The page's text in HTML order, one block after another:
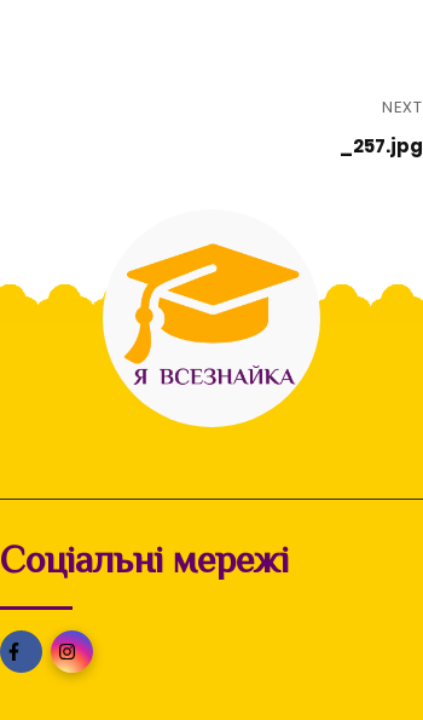
NEXT
_257.jpg
Соціальні мережі